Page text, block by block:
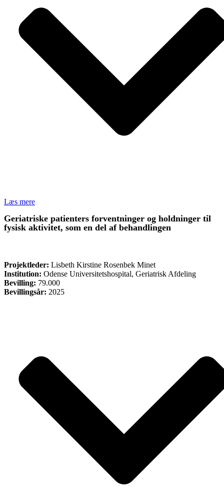
Læs mere
Geriatriske patienters forventninger og holdninger til
fysisk aktivitet, som en del af behandlingen
Projektleder: Lisbeth Kirstine Rosenbek Minet
Institution: Odense Universitetshospital, Geriatrisk Afdeling
Bevilling: 79.000
Bevillingsår: 2025